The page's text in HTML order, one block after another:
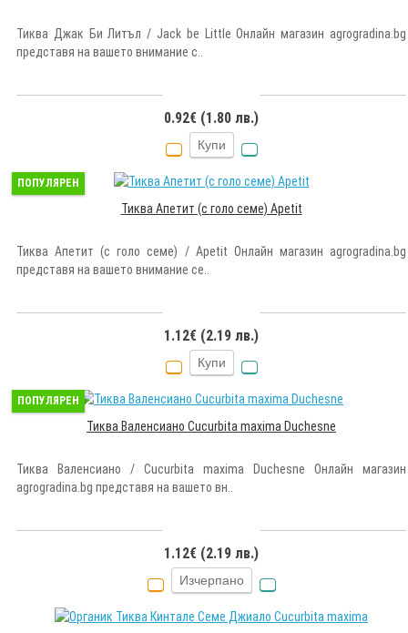
Тиква Джак Би Литъл / Jack be Little Онлайн магазин agrogradina.bg
представя на вашето внимание с..
0.92€ (1.80 лв.)
Купи
ПОПУЛЯРЕН
Тиква Апетит (с голо семе) Apetit
Тиква Апетит (с голо семе) / Apetit Онлайн магазин agrogradina.bg
представя на вашето внимание се..
1.12€ (2.19 лв.)
Купи
ПОПУЛЯРЕН
Тиква Валенсиано Cucurbita maxima Duchesne
Тиква Валенсиано / Cucurbita maxima Duchesne Онлайн магазин
agrogradina.bg представя на вашето вн..
1.12€ (2.19 лв.)
Изчерпано